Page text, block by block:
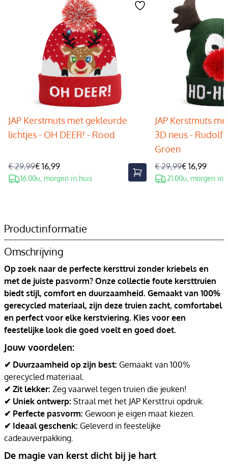
JAP Kerstmuts met gekleurde
lichtjes - OH DEER! - Rood
€ 29,99€ 16,99
16.00u, morgen in huis
JAP Kerstmuts
3D neus - Rudolf
Groen
€ 29,99€ 16,99
21.00u, morgen in
Productinformatie
Omschrijving
Op zoek naar de perfecte kersttrui zonder kriebels en
met de juiste pasvorm? Onze collectie foute kersttruien
biedt stijl, comfort en duurzaamheid. Gemaakt van 100%
gerecycled materiaal, zijn deze truien zacht, comfortabel
en perfect voor elke kerstviering. Kies voor een
feestelijke look die goed voelt en goed doet.
Jouw voordelen:
✔ Duurzaamheid op zijn best: Gemaakt van 100%
gerecycled materiaal.
✔ Zit lekker: Zeg vaarwel tegen truien die jeuken!
✔ Uniek ontwerp: Straal met het JAP Kersttrui opdruk.
✔ Perfecte pasvorm: Gewoon je eigen maat kiezen.
✔ Ideaal geschenk: Geleverd in feestelijke
cadeauverpakking.
De magie van kerst dicht bij je hart